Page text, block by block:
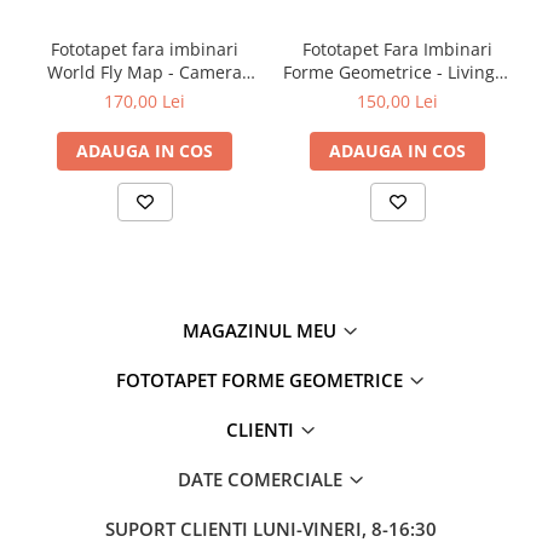
naturale ale designului modern.
Fototapet fara imbinari
World Fly Map - Camera
Copilului
170,00 Lei
ADAUGA IN COS
Fototapet Fara Imbinari
Forme Geometrice - Living &
Dormitor
150,00 Lei
ADAUGA IN COS
MAGAZINUL MEU
FOTOTAPET FORME GEOMETRICE
CLIENTI
DATE COMERCIALE
SUPORT CLIENTI LUNI-VINERI, 8-16:30